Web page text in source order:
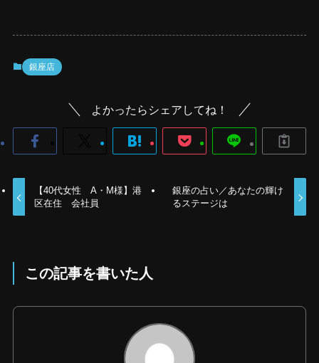
銀座店
よかったらシェアしてね！
【40代女性 A・M様】港
区在住 会社員
銀座の占い／あなたの輝け
るステージは
この記事を書いた人